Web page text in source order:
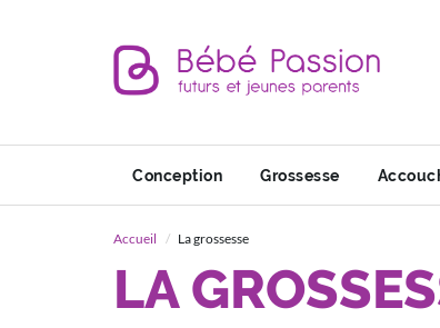
Conception Grossesse
Accueil La grossesse
LA